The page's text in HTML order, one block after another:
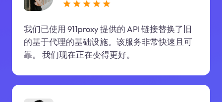
我们已使用 911proxy 提供的 API 链接替换了旧
的基于代理的基础设施。该服务非常快速且可
靠。 我们现在正在变得更好。